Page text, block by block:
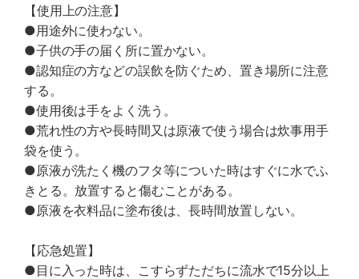
【使用上の注意】
●用途外に使わない。
●子供の手の届く所に置かない。
●認知症の方などの誤飲を防ぐため、置き場所に注意
する。
●使用後は手をよく洗う。
●荒れ性の方や長時間又は原液で使う場合は炊事用手
袋を使う。
●原液が洗たく機のフタ等についた時はすぐに水でふ
きとる。放置すると傷むことがある。
●原液を衣料品に塗布後は、長時間放置しない。
【応急処置】
●目に入った時は、こすらずただちに流水で15分以上